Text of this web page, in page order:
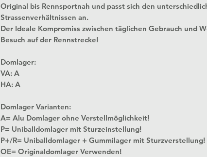
Original bis Rennsportnah und passt sich den
Strassenverhältnissen an.
Der Ideale Kompromiss zwischen täglichen Gebrauch und
Besuch auf der Rennstrecke!
Domlager:
VA: A
HA: A
Domlager Varianten:
A= Alu Domlager ohne
P= Uniballdomlager mit Sturzeinstellung!
P+/R= Uniballdomlager + Gummilager mit
OE= Originaldomlager Verwenden!